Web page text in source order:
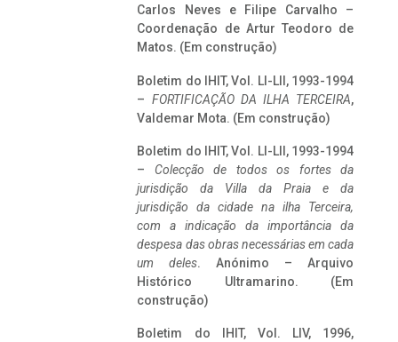
Carlos Neves e Filipe Carvalho –
Coordenação de Artur Teodoro de
Matos. (Em construção)
Boletim do IHIT, Vol. LI-LII, 1993-1994
– FORTIFICAÇÃO DA ILHA TERCEIRA,
Valdemar Mota. (Em construção)
Boletim do IHIT, Vol. LI-LII, 1993-1994
– Colecção de todos os fortes da
jurisdição da Villa da Praia e da
jurisdição da cidade na ilha Terceira,
com a indicação da importância da
despesa das obras necessárias em cada
um deles. Anónimo – Arquivo
Histórico Ultramarino. (Em
construção)
Boletim do IHIT, Vol. LIV, 1996,